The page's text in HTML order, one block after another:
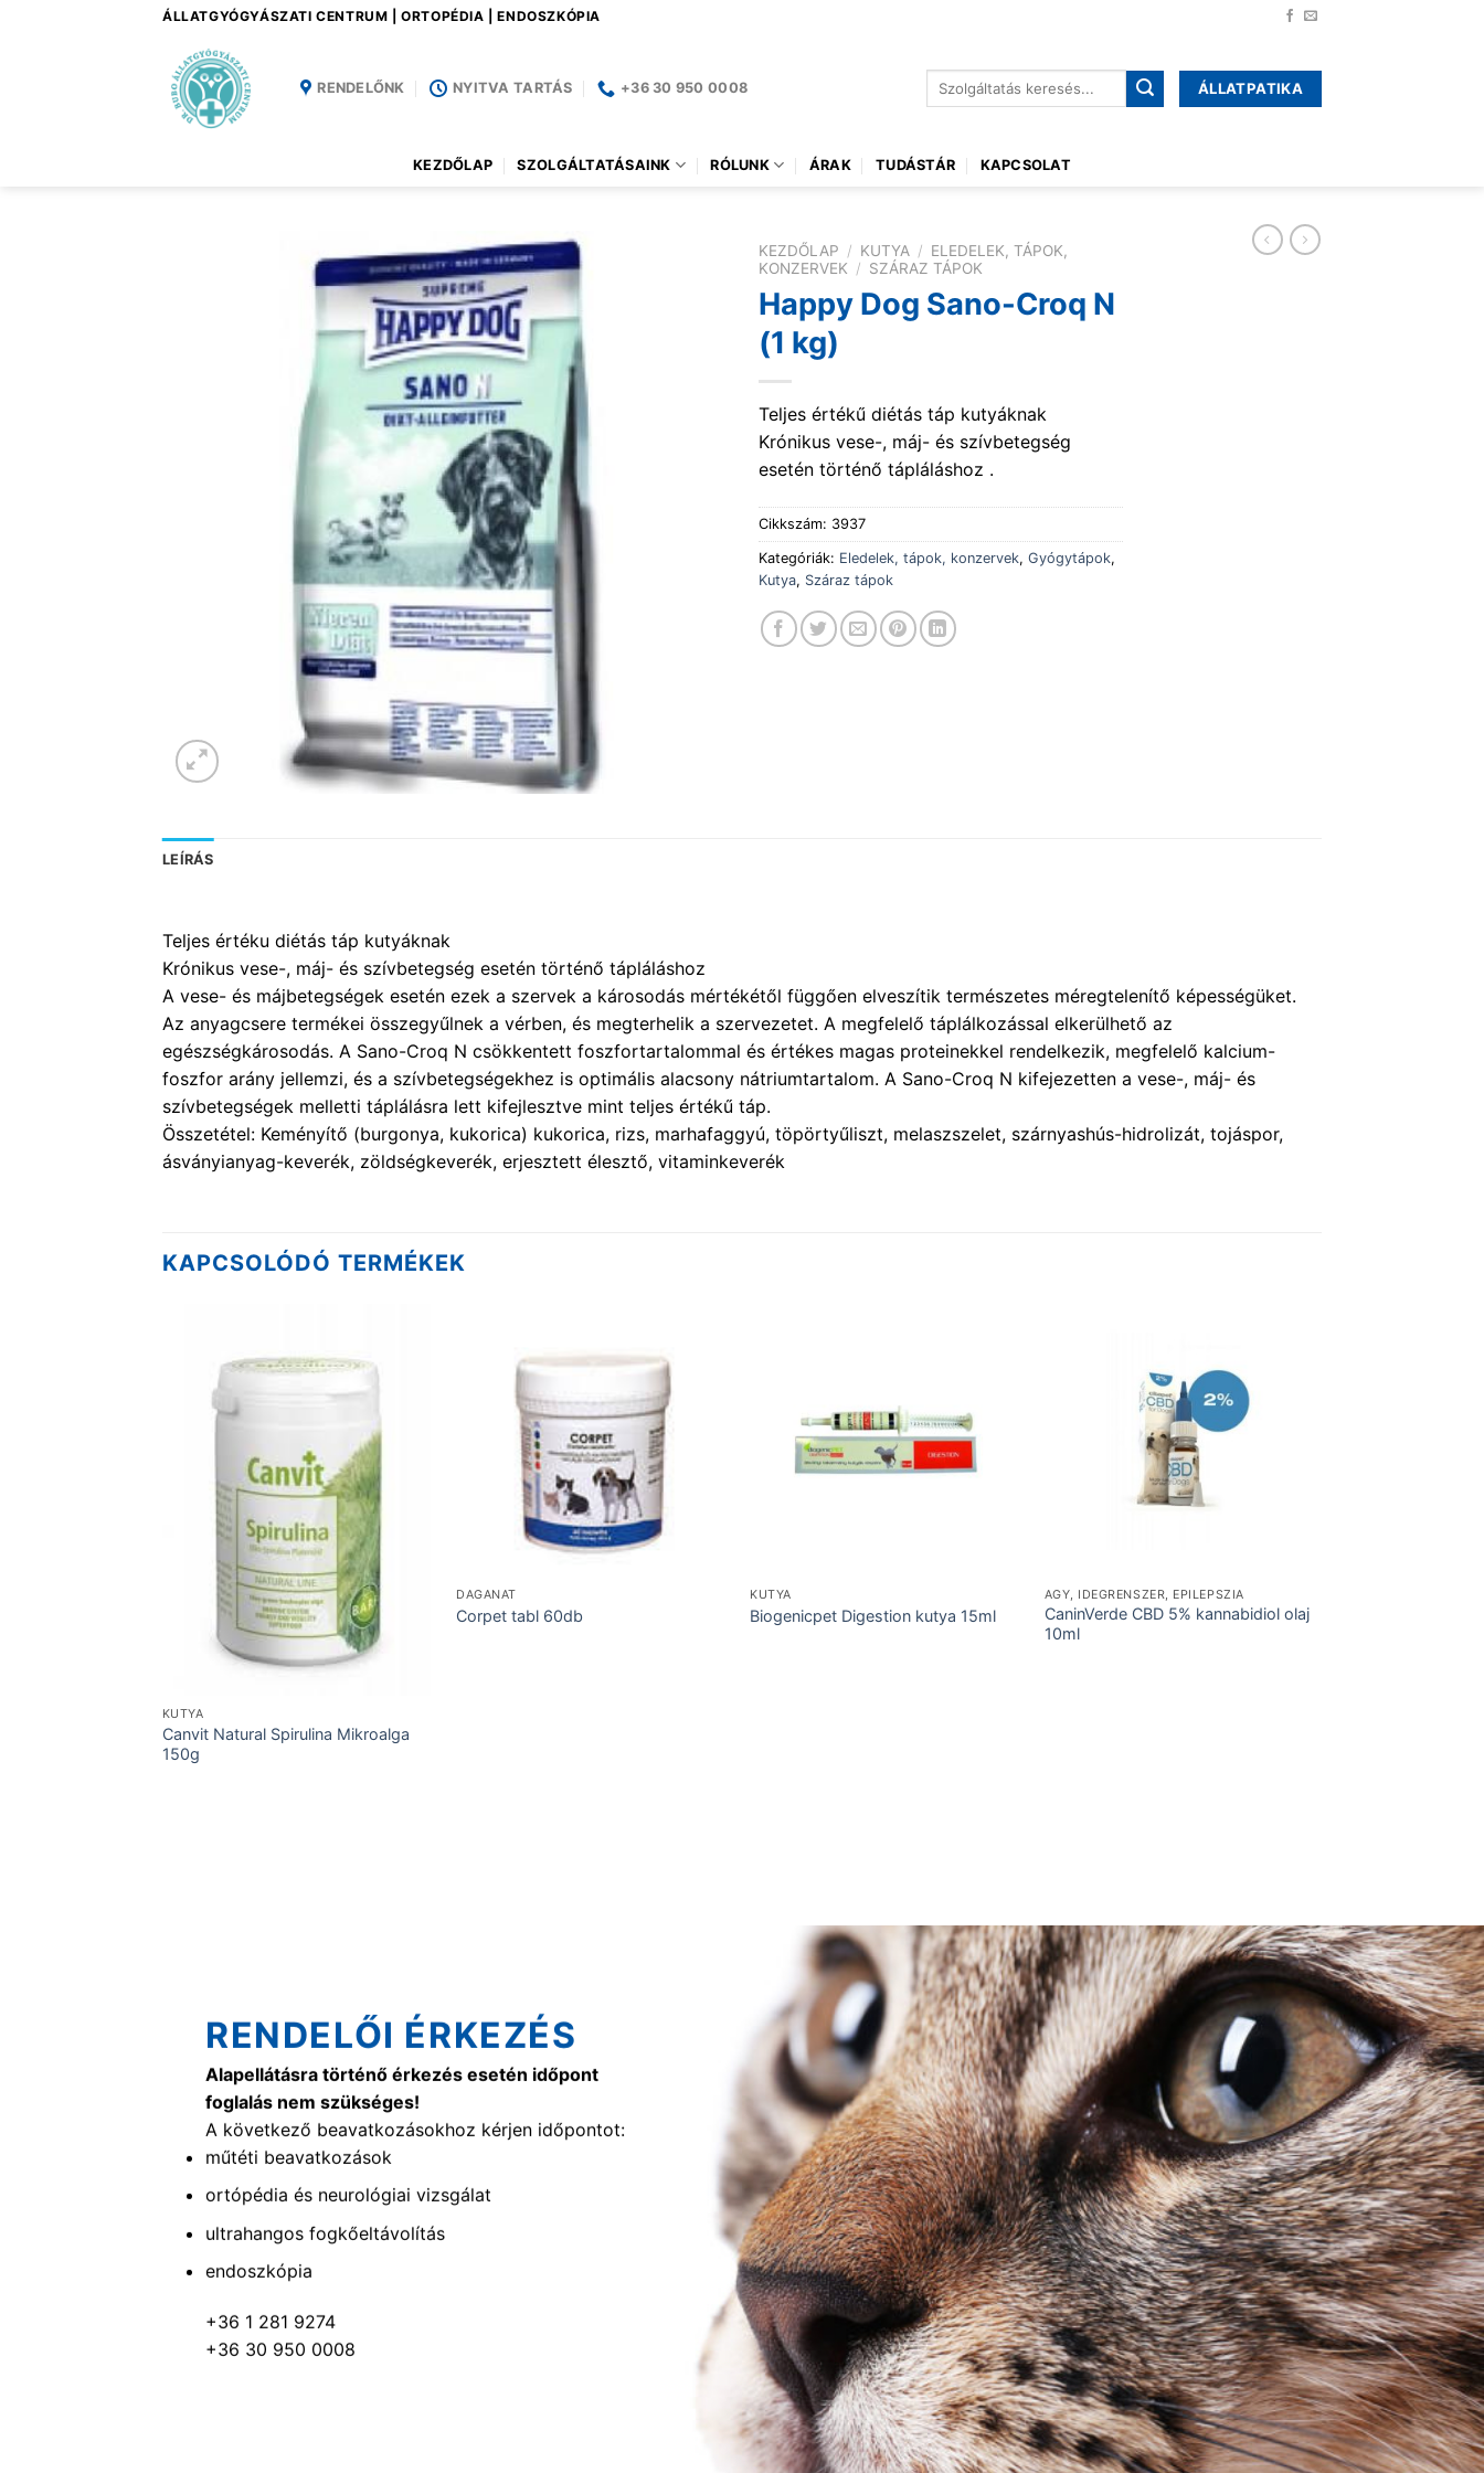
ÁLLATGYÓGYÁSZATI CENTRUM | ORTOPÉDIA | ENDOSZKÓPIA
RENDELŐNK NYITVA TARTÁS +36 30 950 0008
Keresés
ÁLLATPATIKA
KEZDŐLAP SZOLGÁLTATÁSAINK RÓLUNK ÁRAK TUDÁSTÁR KAPCSOLAT
KEZDŐLAP / KUTYA / ELEDELEK, TÁPOK,
KONZERVEK / SZÁRAZ TÁPOK
Happy Dog Sano-Croq N
(1 kg)
Teljes értékű diétás táp kutyáknak
Krónikus vese-, máj- és szívbetegség
esetén történő tápláláshoz .
Cikkszám: 3937
Kategóriák: Eledelek, tápok, konzervek, Gyógytápok,
Kutya, Száraz tápok
LEÍRÁS
Teljes értéku diétás táp kutyáknak
Krónikus vese-, máj- és szívbetegség esetén történő tápláláshoz
A vese- és májbetegségek esetén ezek a szervek a károsodás mértékétől függően elveszítik természetes méregtelenítő képességüket.
Az anyagcsere termékei összegyűlnek a vérben, és megterhelik a szervezetet. A megfelelő táplálkozással elkerülhető az
egészségkárosodás. A Sano-Croq N csökkentett foszfortartalommal és értékes magas proteinekkel rendelkezik, megfelelő kalcium-
foszfor arány jellemzi, és a szívbetegségekhez is optimális alacsony nátriumtartalom. A Sano-Croq N kifejezetten a vese-, máj- és
szívbetegségek melletti táplálásra lett kifejlesztve mint teljes értékű táp.
Összetétel: Keményítő (burgonya, kukorica) kukorica, rizs, marhafaggyú, töpörtyűliszt, melaszszelet, szárnyashús-hidrolizát, tojáspor,
ásványianyag-keverék, zöldségkeverék, erjesztett élesztő, vitaminkeverék
KAPCSOLÓDÓ TERMÉKEK
KUTYA
Canvit Natural Spirulina Mikroalga
150g
DAGANAT
Corpet tabl 60db
KUTYA
Biogenicpet Digestion kutya 15ml
AGY, IDEGRENSZER, EPILEPSZIA
CaninVerde CBD 5% kannabidiol olaj
10ml
RENDELŐI ÉRKEZÉS
Alapellátásra történő érkezés esetén időpont
foglalás nem szükséges!
A következő beavatkozásokhoz kérjen időpontot:
műtéti beavatkozások
ortópédia és neurológiai vizsgálat
ultrahangos fogkőeltávolítás
endoszkópia
+36 1 281 9274
+36 30 950 0008